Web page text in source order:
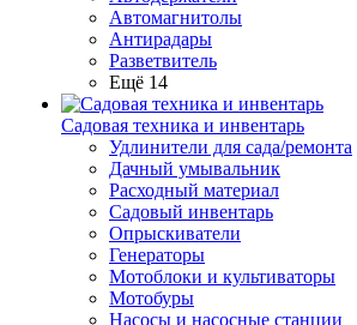
Автомагнитолы
Антирадары
Разветвитель
Ещё 14
Садовая техника и инвентарь
Удлинители для сада/ремонта
Дачный умывальник
Расходный материал
Садовый инвентарь
Опрыскиватели
Генераторы
Мотоблоки и культиваторы
Мотобуры
Насосы и насосные станции